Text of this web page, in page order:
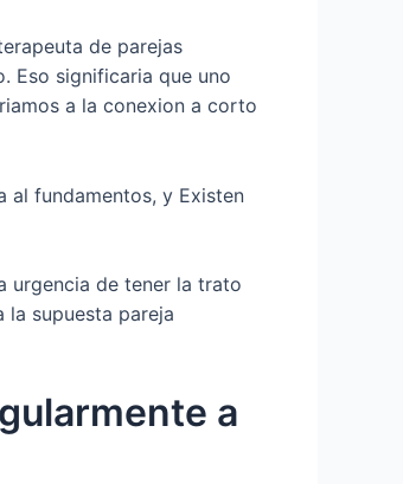
de parejas
Eso significaria que uno
a la conexion a corto
al fundamentos, y Existen
urgencia de tener la trato
la supuesta pareja
a